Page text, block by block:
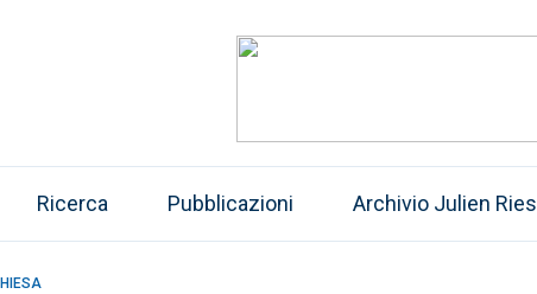
Ricerca Pubblicazioni Archivio Julien Ries